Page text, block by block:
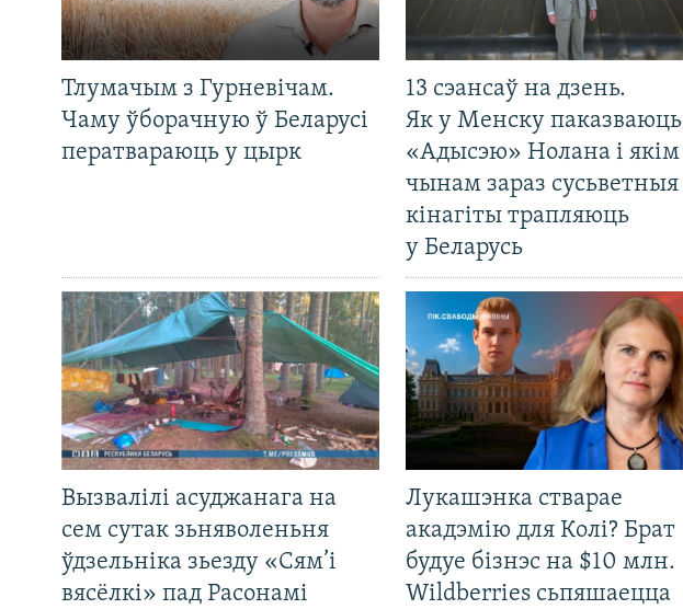
Тлумачым з Гурневічам.
Чаму ўборачную ў Беларусі
ператвараюць у цырк
13 сэансаў на дзень.
Як у Менску паказваюць
«Адысэю» Нолана і якім
чынам зараз сусьветныя
кінагіты трапляюць
у Беларусь
Вызвалілі асуджанага на
сем сутак зьняволеньня
ўдзельніка зьезду «Сям’і
вясёлкі» пад Расонамі
Лукашэнка стварае
акадэмію для Колі? Брат
будуе бізнэс на $10 млн.
Wildberries сьпяшаецца